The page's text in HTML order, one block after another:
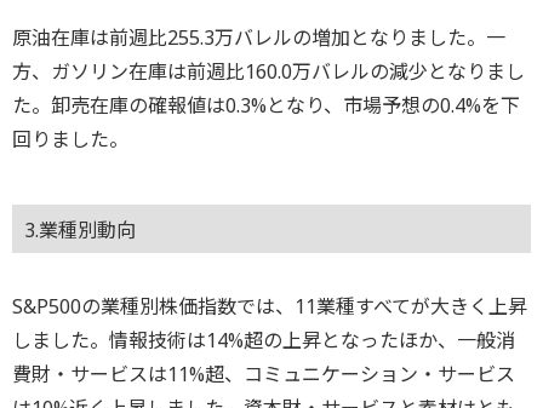
原油在庫は前週比255.3万バレルの増加となりました。一
方、ガソリン在庫は前週比160.0万バレルの減少となりまし
た。卸売在庫の確報値は0.3%となり、市場予想の0.4%を下
回りました。
3.業種別動向
S&P500の業種別株価指数では、11業種すべてが大きく上昇
しました。情報技術は14%超の上昇となったほか、一般消
費財・サービスは11%超、コミュニケーション・サービス